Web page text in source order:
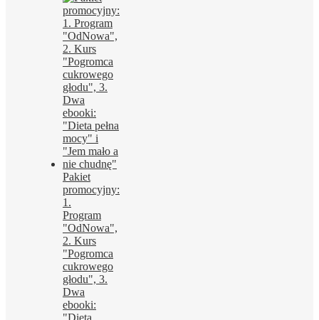
Pakiet
promocyjny:
1.
Program
"OdNowa",
2. Kurs
"Pogromca
cukrowego
głodu", 3.
Dwa
ebooki: